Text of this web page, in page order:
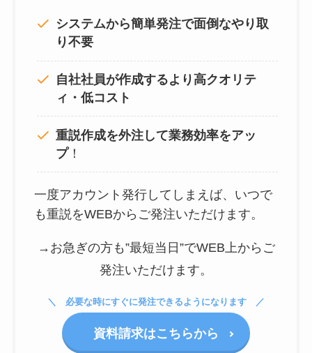
システムから簡単発注で面倒なやり取
り不要
自社社員が作成するより高クオリテ
ィ・低コスト
重説作成を外注して業務効率をアッ
プ！
一度アカウント発行してしまえば、いつで
も重説をWEBからご発注いただけます。
→お急ぎの方も”最短当日”でWEB上からご
発注いただけます。
必要な時にすぐに発注できるようになります
資料請求はこちらから